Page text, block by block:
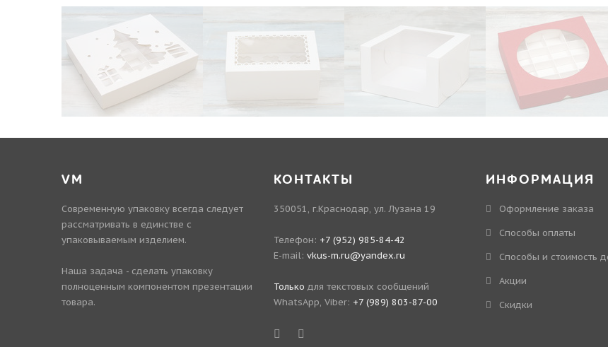
VM
Современную упаковку всегда следует
рассматривать в единстве с
упаковываемым изделием.
Наша задача - сделать упаковку
полноценным компонентом презентации
товара.
КОНТАКТЫ
350051, г.Краснодар, ул. Лузана 19
Телефон: +7 (952) 985-84-42
E-mail: vkus-m.ru@yandex.ru
Только для текстовых сообщений
WhatsApp, Viber: +7 (989) 803-87-00
ИНФОРМАЦИЯ
Оформление заказа
Способы оплаты
Способы и стоимость
Акции
Скидки